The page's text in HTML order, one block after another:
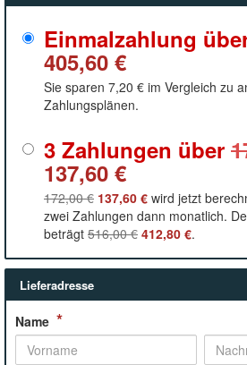
Einmalzahlung
405,60 €
Sie sparen 7,20 € im Vergleich zu
Zahlungsplänen.
3 Zahlungen über
137,60 €
172,00 € 137,60 € wird jetzt
zwei Zahlungen dann monatlich.
beträgt 516,00 € 412,80 €.
Lieferadresse
Name *